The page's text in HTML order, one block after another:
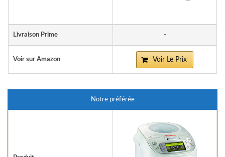
Livraison Prime -
Voir sur Amazon Voir Le Prix
Notre préférée